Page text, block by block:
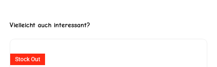
Vielleicht auch interessant?
Stock Out